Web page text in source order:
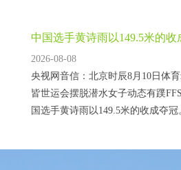
中国选手黄诗雨以149.5米的收
片
2026-08-08
央视网音信：北京时辰8月10日体
皆世运会摆脱潜水女子动态有蹼
国选手黄诗雨以149.5米的收成夺冠